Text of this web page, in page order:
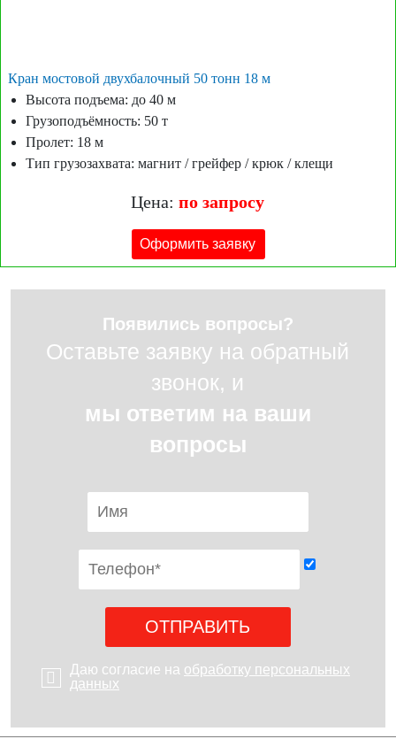
Кран мостовой двухбалочный 50 тонн 18 м
Высота подъема: до 40 м
Грузоподъёмность: 50 т
Пролет: 18 м
Тип грузозахвата: магнит / грейфер / крюк / клещи
Цена:по запросу
Оформить заявку
Появились вопросы?
Оставьте заявку на обратный
звонок, и
мы ответим на ваши
вопросы
Даю согласие на обработку персональных
данных